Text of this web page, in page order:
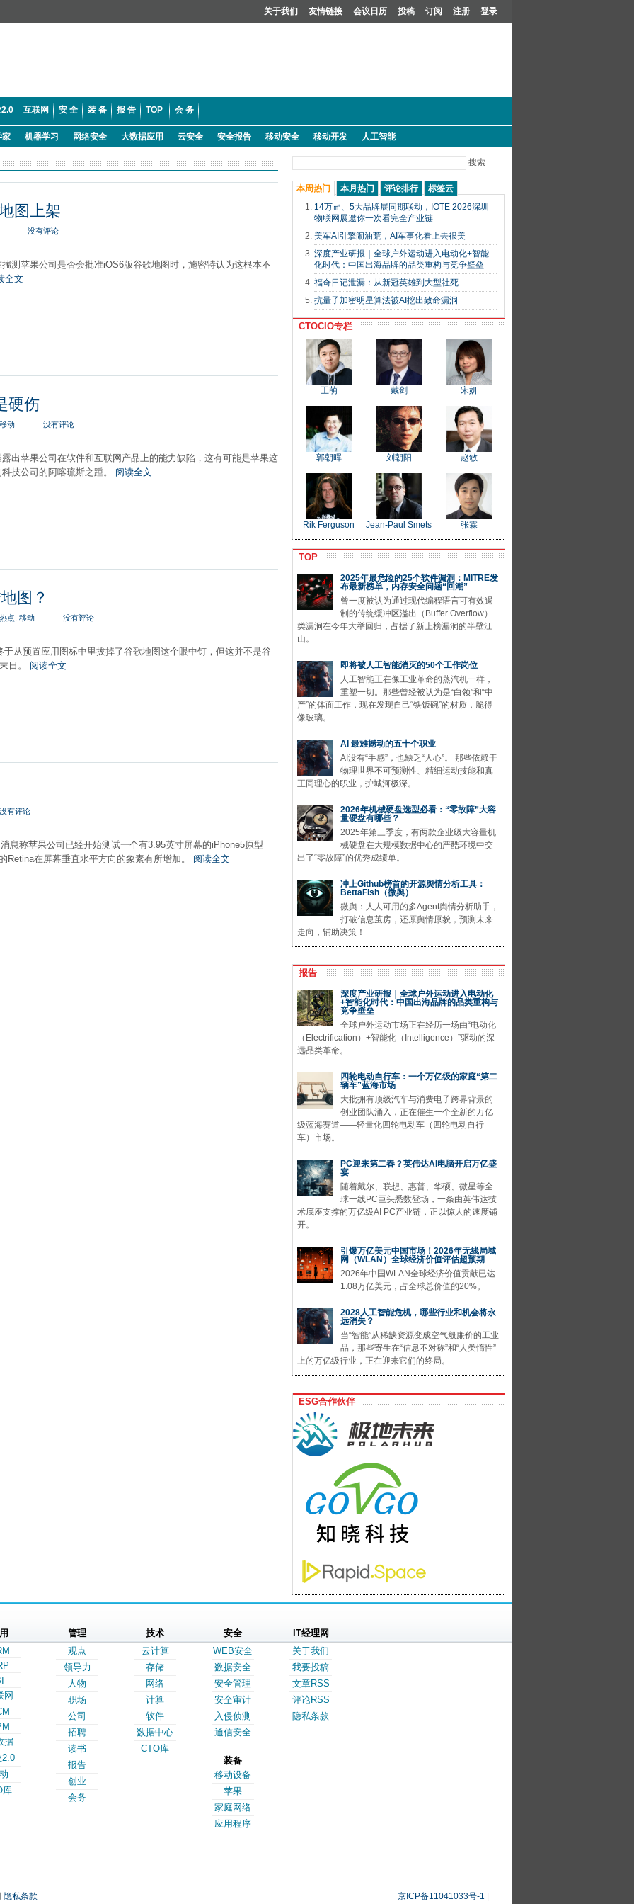
关于我们 友情链接 会议日历 投稿 订阅 注册 登录
互联网 安 全 装 备 报 告 TOP 会 务
家 机器学习 网络安全 大数据应用 云安全 安全报告 移动安全 移动开发 人工智能
图上架
没有评论
测苹果公司是否会批准iOS6版谷歌地图时，施密特认为这根本不
全文
硬伤
移动 没有评论
出苹果公司在软件和互联网产品上的能力缺陷，这有可能是苹果这
技公司的阿喀琉斯之踵。 阅读全文
图？
热点 移动 没有评论
于从预置应用图标中里拔掉了谷歌地图这个眼中钉，但这并不是谷
日。 阅读全文
没有评论
息称苹果公司已经开始测试一个有3.95英寸屏幕的iPhone5原型
Retina在屏幕垂直水平方向的象素有所增加。 阅读全文
搜索
本周热门 本月热门 评论排行
标签云
14万㎡、5大品牌展同期联动，IOTE 2026深圳
物联网展邀你一次看完全产业链
美军AI引擎闹油荒，AI军事化看上去很美
深度产业研报｜全球户外运动进入电动化+智能
化时代：中国出海品牌的品类重构与竞争壁垒
福奇日记泄漏：从新冠英雄到大型社死
抗量子加密明星算法被AI挖出致命漏洞
CTOCIO专栏
王萌 戴剑 宋妍
郭朝晖 刘朝阳 赵敏
Rik Ferguson Jean-Paul Smets 张霖
TOP
2025年最危险的25个软件漏洞：MITRE发
布最新榜单，内存安全问题“回潮”
曾一度被认为通过现代编程语言可有效遏
制的传统缓冲区溢出（Buffer Overflow）
类漏洞在今年大举回归，占据了新上榜漏洞的半壁江
山。
即将被人工智能消灭的50个工作岗位
人工智能正在像工业革命的蒸汽机一样，
重塑一切。那些曾经被认为是“白领”和“中
产”的体面工作，现在发现自己“铁饭碗”的材质，脆得
像玻璃。
AI 最难撼动的五十个职业
AI没有“手感”，也缺乏“人心”。 那些依赖于
物理世界不可预测性、精细运动技能和真
正同理心的职业，护城河极深。
2026年机械硬盘选型必看：“零故障”大容
量硬盘有哪些？
2025年第三季度，有两款企业级大容量机
械硬盘在大规模数据中心的严酷环境中交
出了“零故障”的优秀成绩单。
冲上Github榜首的开源舆情分析工具：
BettaFish（微舆）
微舆：人人可用的多Agent舆情分析助手，
打破信息茧房，还原舆情原貌，预测未来
走向，辅助决策！
报告
深度产业研报｜全球户外运动进入电动化
+智能化时代：中国出海品牌的品类重构与
竞争壁垒
全球户外运动市场正在经历一场由“电动化
（Electrification）+智能化（Intelligence）”驱动的深
远品类革命。
四轮电动自行车：一个万亿级的家庭“第二
辆车”蓝海市场
大批拥有顶级汽车与消费电子跨界背景的
创业团队涌入，正在催生一个全新的万亿
级蓝海赛道——轻量化四轮电动车（四轮电动自行
车）市场。
PC迎来第二春？英伟达AI电脑开启万亿盛
宴
随着戴尔、联想、惠普、华硕、微星等全
球一线PC巨头悉数登场，一条由英伟达技
术底座支撑的万亿级AI PC产业链，正以惊人的速度铺
开。
引爆万亿美元中国市场！2026年无线局域
网（WLAN）全球经济价值评估超预期
2026年中国WLAN全球经济价值贡献已达
1.08万亿美元，占全球总价值的20%。
2028人工智能危机，哪些行业和机会将永
远消失？
当“智能”从稀缺资源变成空气般廉价的工业
品，那些寄生在“信息不对称”和“人类惰性”
上的万亿级行业，正在迎来它们的终局。
ESG合作伙伴
网
据
2.0
库
管理
观点
领导力
人物
职场
公司
招聘
读书
报告
创业
会务
技术
云计算
存储
网络
计算
软件
数据中心
CTO库
安全
WEB安全
数据安全
安全管理
安全审计
入侵侦测
通信安全
装备
移动设备
苹果
家庭网络
应用程序
IT经理网
关于我们
我要投稿
文章RSS
评论RSS
隐私条款
隐私条款 京ICP备11041033号-1